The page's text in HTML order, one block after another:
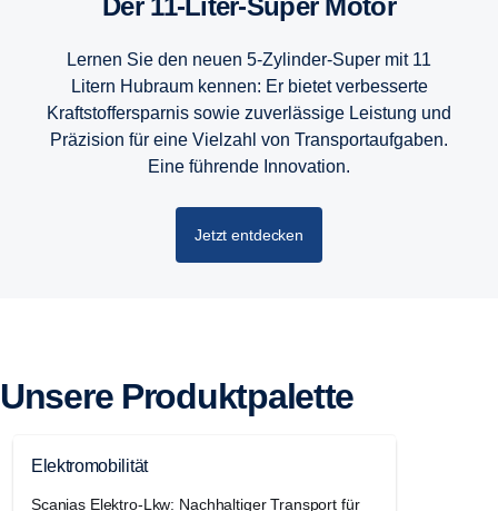
Der 11-Liter-Super Motor
Lernen Sie den neuen 5-Zylinder-Super mit 11
Litern Hubraum kennen: Er bietet verbesserte
Kraftstoffersparnis sowie zuverlässige Leistung und
Präzision für eine Vielzahl von Transportaufgaben.
Eine führende Innovation.
Jetzt entdecken
Unsere Produktpalette
Elektromobilität
Scanias Elektro-Lkw: Nachhaltiger Transport für